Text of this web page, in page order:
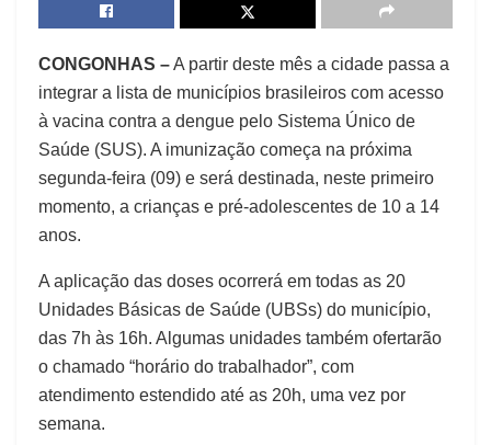
CONGONHAS –A partir deste mês a cidade passa a
integrar a lista de municípios brasileiros com acesso
à vacina contra a dengue pelo Sistema Único de
Saúde (SUS). A imunização começa na próxima
segunda-feira (09) e será destinada, neste primeiro
momento, a crianças e pré-adolescentes de 10 a 14
anos.
A aplicação das doses ocorrerá em todas as 20
Unidades Básicas de Saúde (UBSs) do município,
das 7h às 16h. Algumas unidades também ofertarão
o chamado “horário do trabalhador”, com
atendimento estendido até as 20h, uma vez por
semana.